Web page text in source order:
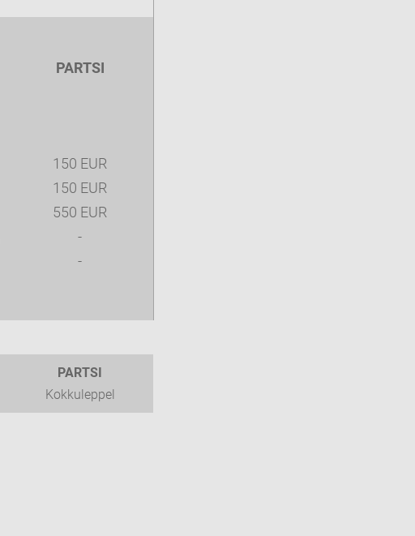
PARTSI
150 EUR
150 EUR
550 EUR
-
-
PARTSI
Kokkuleppel